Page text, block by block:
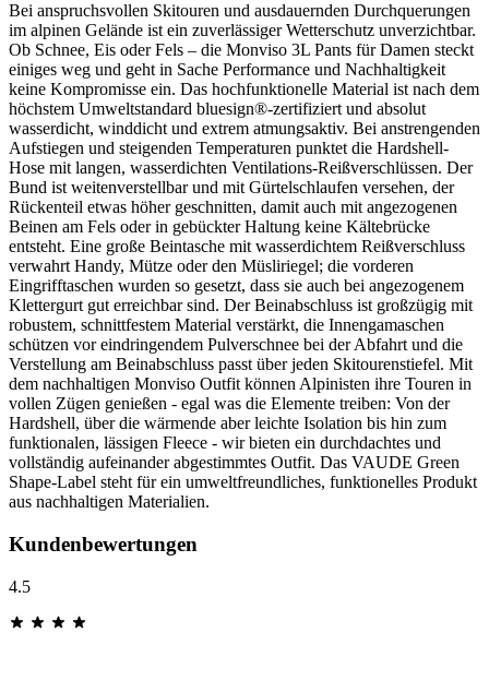
Bei anspruchsvollen Skitouren und ausdauernden Durchquerungen
im alpinen Gelände ist ein zuverlässiger Wetterschutz unverzichtbar.
Ob Schnee, Eis oder Fels – die Monviso 3L Pants für Damen steckt
einiges weg und geht in Sache Performance und Nachhaltigkeit
keine Kompromisse ein. Das hochfunktionelle Material ist nach dem
höchstem Umweltstandard bluesign®-zertifiziert und absolut
wasserdicht, winddicht und extrem atmungsaktiv. Bei anstrengenden
Aufstiegen und steigenden Temperaturen punktet die Hardshell-
Hose mit langen, wasserdichten Ventilations-Reißverschlüssen. Der
Bund ist weitenverstellbar und mit Gürtelschlaufen versehen, der
Rückenteil etwas höher geschnitten, damit auch mit angezogenen
Beinen am Fels oder in gebückter Haltung keine Kältebrücke
entsteht. Eine große Beintasche mit wasserdichtem Reißverschluss
verwahrt Handy, Mütze oder den Müsliriegel; die vorderen
Eingrifftaschen wurden so gesetzt, dass sie auch bei angezogenem
Klettergurt gut erreichbar sind. Der Beinabschluss ist großzügig mit
robustem, schnittfestem Material verstärkt, die Innengamaschen
schützen vor eindringendem Pulverschnee bei der Abfahrt und die
Verstellung am Beinabschluss passt über jeden Skitourenstiefel. Mit
dem nachhaltigen Monviso Outfit können Alpinisten ihre Touren in
vollen Zügen genießen - egal was die Elemente treiben: Von der
Hardshell, über die wärmende aber leichte Isolation bis hin zum
funktionalen, lässigen Fleece - wir bieten ein durchdachtes und
vollständig aufeinander abgestimmtes Outfit. Das VAUDE Green
Shape-Label steht für ein umweltfreundliches, funktionelles Produkt
aus nachhaltigen Materialien.
Kundenbewertungen
4.5